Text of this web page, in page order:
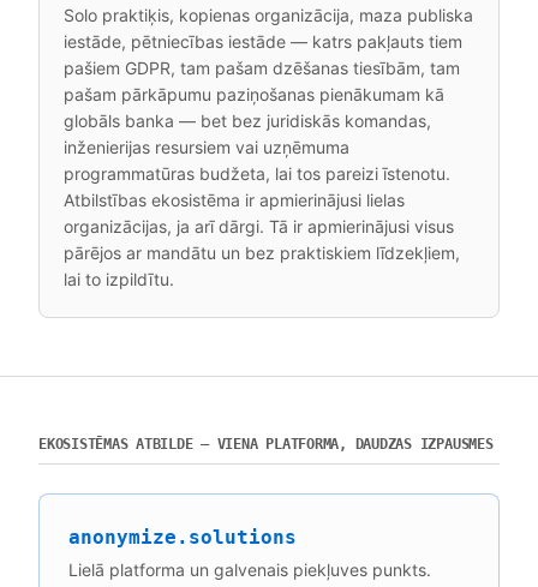
Solo praktiķis, kopienas organizācija, maza publiska
iestāde, pētniecības iestāde — katrs pakļauts tiem
pašiem GDPR, tam pašam dzēšanas tiesībām, tam
pašam pārkāpumu paziņošanas pienākumam kā
globāls banka — bet bez juridiskās komandas,
inženierijas resursiem vai uzņēmuma
programmatūras budžeta, lai tos pareizi īstenotu.
Atbilstības ekosistēma ir apmierinājusi lielas
organizācijas, ja arī dārgi. Tā ir apmierinājusi visus
pārējos ar mandātu un bez praktiskiem līdzekļiem,
lai to izpildītu.
EKOSISTĒMAS ATBILDE — VIENA PLATFORMA, DAUDZAS IZPAUSMES
anonymize.solutions
Lielā platforma un galvenais piekļuves punkts.